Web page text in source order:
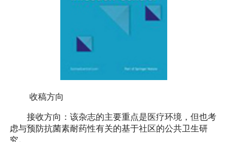
收稿方向
接收方向：该杂志的主要重点是医疗环境，但也考
虑与预防抗菌素耐药性有关的基于社区的公共卫生研
究。